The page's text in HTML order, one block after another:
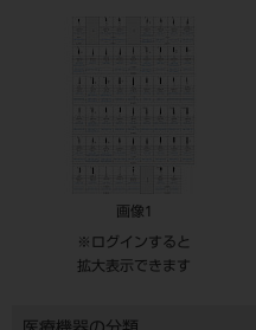
画像1
※ログインすると
拡大表示できます